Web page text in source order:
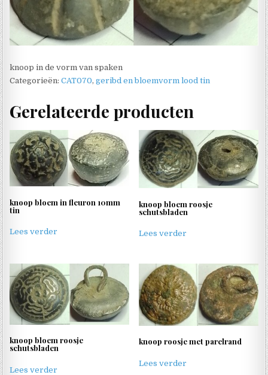
knoop in de vorm van spaken
Categorieën:CAT070,geribd en bloemvorm lood tin
Gerelateerde producten
knoop bloem in fleuron 10mm
tin
Lees verder
knoop bloem roosje
schutsbladen
Lees verder
knoop bloem roosje
schutsbladen
Lees verder
knoop roosje met parelrand
Lees verder